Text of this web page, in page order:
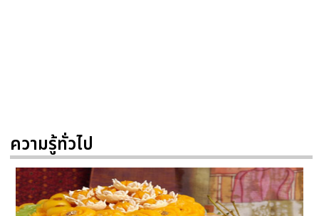
ความรู้ทั่วไป